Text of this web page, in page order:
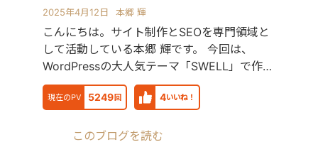
2025年4月12日 本郷 輝
現在のPV 5249 回 4いいね！
こんにちは。サイト制作とSEOを専門領域と
して活動している本郷 輝です。 今回は、
WordPressの大人気テーマ「SWELL」で作ら
れてい
このブログを読む